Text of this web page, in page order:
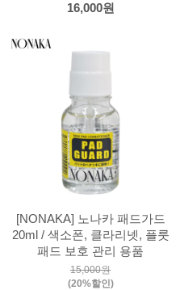
16,000원
[NONAKA] 노나카 패드가드
20ml / 색소폰, 클라리넷, 플룻
패드 보호 관리 용품
15,000원
(20%할인)